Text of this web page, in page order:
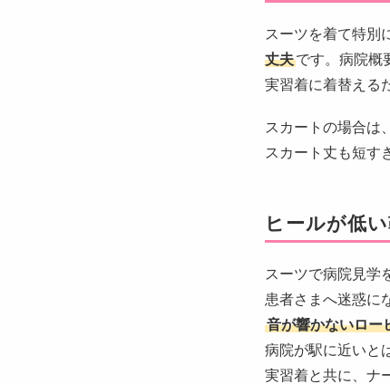
スーツを着て特別
丈夫です。病院概
実習着に着替える
スカートの場合は
スカート丈も短す
ヒールが低
スーツで病院見学
患者さまへ迷惑に
音が響かないロー
病院が駅に近いと
実習着と共に、ナ